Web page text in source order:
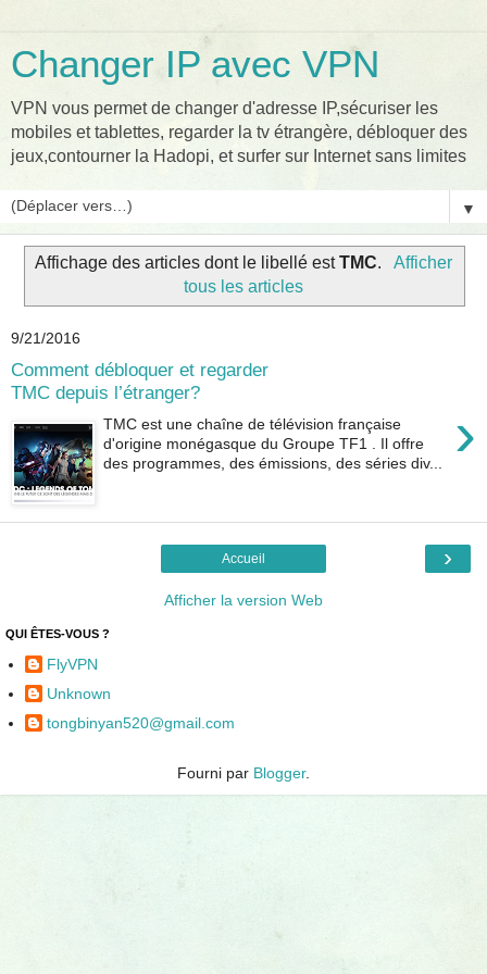
Changer IP avec VPN
VPN vous permet de changer d'adresse IP,sécuriser les
mobiles et tablettes, regarder la tv étrangère, débloquer des
jeux,contourner la Hadopi, et surfer sur Internet sans limites
▼
Affichage des articles dont le libellé estTMC.
Afficher
tous les articles
9/21/2016
Comment débloquer et regarder
TMC depuis l’étranger?
›
TMC est une chaîne de télévision française
d'origine monégasque du Groupe TF1 . Il offre
des programmes, des émissions, des séries div...
›
Accueil
Afficher la version Web
QUI ÊTES-VOUS ?
FlyVPN
Unknown
tongbinyan520@gmail.com
Fourni par Blogger.